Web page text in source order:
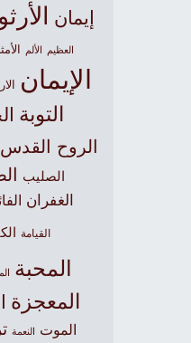
إيمان
العظيم الألم
الإيمان
التوبة
الروح القدس
الصليب
الغفران
القيامة
المحبة
المعجزة
الموت النعمة